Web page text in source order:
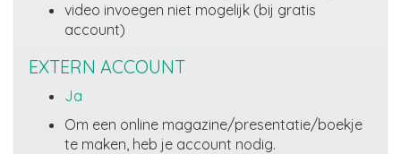
video invoegen niet mogelijk (bij gratis
account)
EXTERN ACCOUNT
Ja
Om een online magazine/presentatie/boekje
te maken, heb je account nodig.